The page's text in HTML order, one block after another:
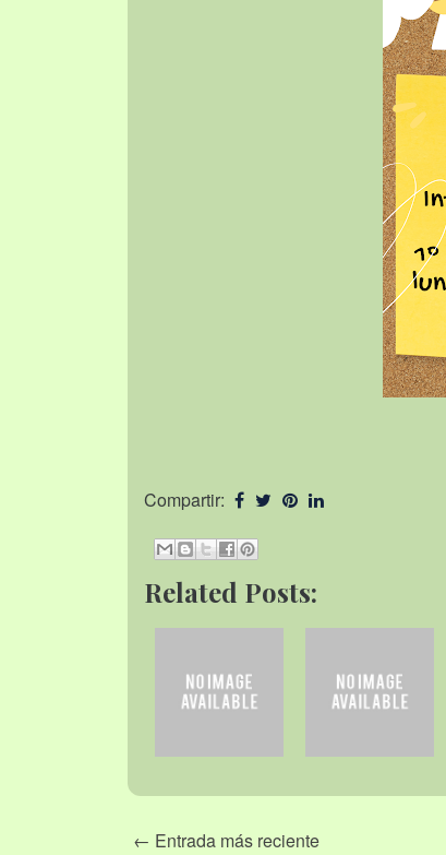
Compartir:
Related Posts:
← Entrada más reciente